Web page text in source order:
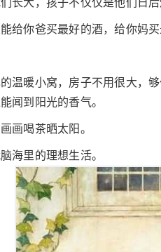
给你爸买最好的酒，给你妈
温暖小窝，房子不用很大，
闻到阳光的香气。
画喝茶晒太阳。
海里的理想生活。